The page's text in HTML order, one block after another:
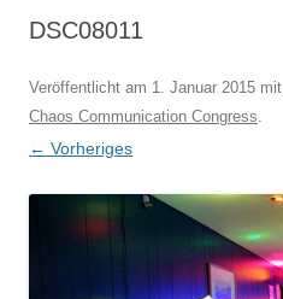
DSC08011
Veröffentlicht am 1. Januar 2015 mit
Chaos Communication Congress.
← Vorheriges